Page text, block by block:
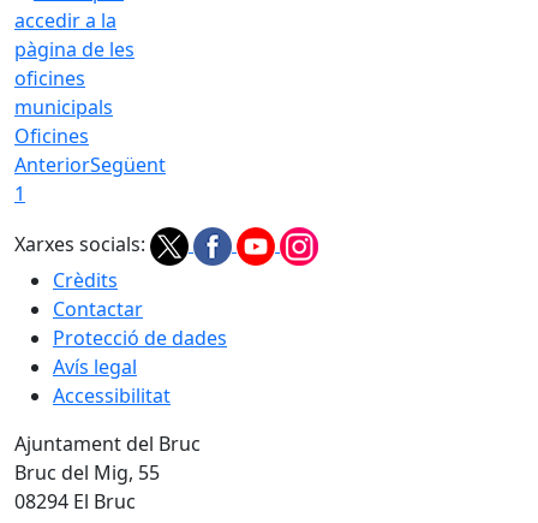
Oficines
AnteriorSegüent
1
Xarxes socials:
Crèdits
Contactar
Protecció de dades
Avís legal
Accessibilitat
Ajuntament del Bruc
Bruc del Mig, 55
08294 El Bruc